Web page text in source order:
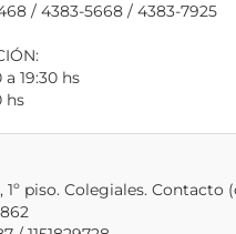
/ 4383-5668 / 4383-7925
19:30 hs
hs
piso. Colegiales. Contacto